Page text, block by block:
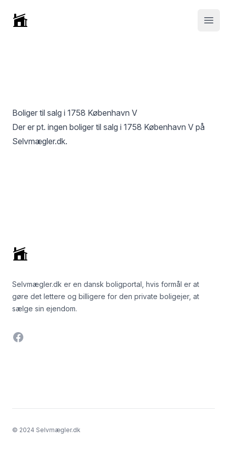
Selvmægler
Boliger til salg i 1758 København V
Der er pt. ingen boliger til salg i 1758 København V på
Selvmægler.dk.
Selvmægler.dk er en dansk boligportal, hvis formål er at
gøre det lettere og billigere for den private boligejer, at
sælge sin ejendom.
Facebook
© 2024 Selvmægler.dk